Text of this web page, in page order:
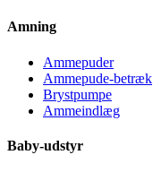
Amning
Ammepuder
Ammepude-betræk
Brystpumpe
Ammeindlæg
Baby-udstyr